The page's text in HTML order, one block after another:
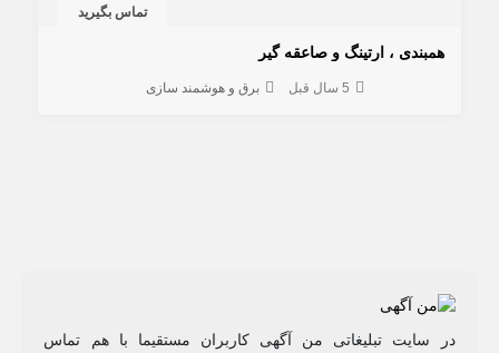
تماس بگیرید
همبندی ، ارتینگ و صاعقه گیر
5 سال قبل برق و هوشمند سازی
در سایت تبلیغاتی من آگهی کاربران مستقیما با هم تماس